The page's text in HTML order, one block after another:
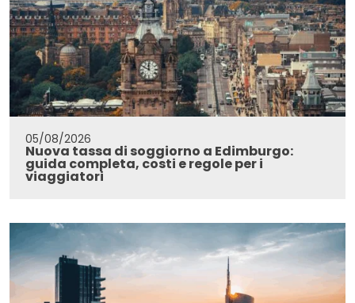
05/08/2026
Nuova tassa di soggiorno a Edimburgo:
guida completa, costi e regole per i
viaggiatori